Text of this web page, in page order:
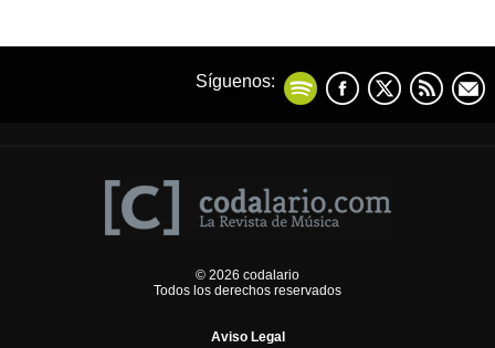
Síguenos:
© 2026 codalario
Todos los derechos reservados
Aviso Legal